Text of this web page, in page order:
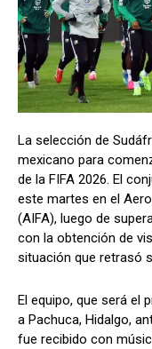
La selección de
mexicano para
de la FIFA 2026. El
este martes en el
(AIFA), luego de
con la obtención de
situación que retrasó
El equipo, que será el
a Pachuca, Hidalgo,
fue recibido con